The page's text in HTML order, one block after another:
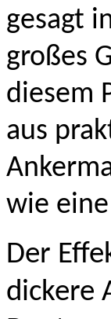
gesagt
großes
diesem
aus
wie
Der
dickere